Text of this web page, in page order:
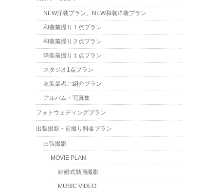
NEW洋装プラン、NEW和装洋装プラン
和装前撮り１点プラン
和装前撮り２点プラン
洋装前撮り１点プラン
スタジオ1点プラン
衣装業者ご紹介プラン
アルバム・写真集
フォトウェディングプラン
出張撮影・前撮り料金プラン
出張撮影
MOVIE PLAN
結婚式動画撮影
MUSIC VIDEO